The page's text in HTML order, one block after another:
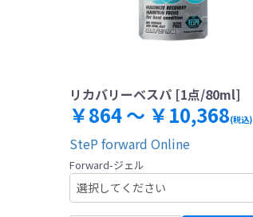
リカバリーベスパ [1点/80ml]
￥864 ～ ￥10,368(税込)
SteP forward Online
Forward-ジェル